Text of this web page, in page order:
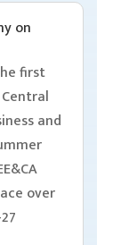
on
first
and
over